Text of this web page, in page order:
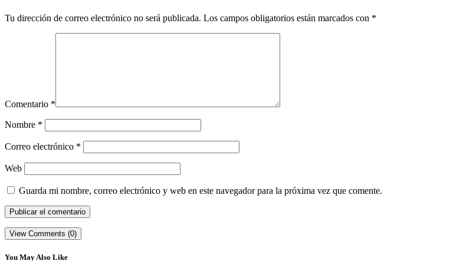
Tu dirección de correo electrónico no será publicada. Los campos obligatorios están marcados con *
Comentario *
Nombre *
Correo electrónico *
Web
Guarda mi nombre, correo electrónico y web en este navegador para la próxima vez que comente.
View Comments (0)
You May Also Like